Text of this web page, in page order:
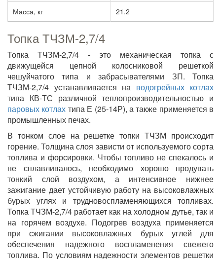
Масса, кг 21.2
Топка ТЧЗМ-2,7/4
Топка ТЧЗМ-2,7/4 - это механическая топка с
движущейся цепной колосниковой решеткой
чешуйчатого типа и забрасывателями ЗП. Топка
ТЧЗМ-2,7/4 устанавливается на водогрейных котлах
типа КВ-ТС различной теплопроизводительностью и
паровых котлах типа Е (25-14Р), а также применяется в
промышленных печах.
В тонком слое на решетке топки ТЧЗМ происходит
горение. Толщина слоя зависти от используемого сорта
топлива и форсировки. Чтобы топливо не спекалось и
не сплавливалось, необходимо хорошо продувать
тонкий слой воздухом, а интенсивное нижнее
зажигание дает устойчивую работу на высоковлажных
бурых углях и трудновоспламеняющихся топливах.
Топка ТЧЗМ-2,7/4 работает как на холодном дутье, так и
на горячем воздухе. Подогрев воздуха применяется
при сжигании высоковлажных бурых углей для
обеспечения надежного воспламенения свежего
топлива. По условиям надежности элементов решетки